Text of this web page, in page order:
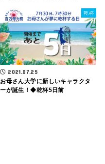
乾杯
2021.07.25
お母さん大学に新しいキャラクタ
ーが誕生！◆乾杯5日前